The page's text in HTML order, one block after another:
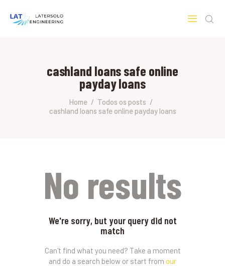
cashland loans safe online
payday loans
Home
Todos os posts
cashland loans safe online payday loans
HOME
SOBRE A LATERSOLO
ENGINEERING
MERCADOS & SERVIÇOS
No results
We're sorry, but your query did not
match
Can't find what you need? Take a moment
and do a search below or start from our